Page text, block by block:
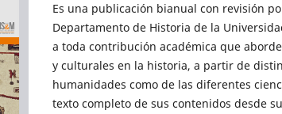
Es una publicación bianual con revisión
Departamento de Historia de la
a toda contribución académica que
y culturales en la historia, a partir de
humanidades como de las diferentes
texto completo de sus contenidos desde